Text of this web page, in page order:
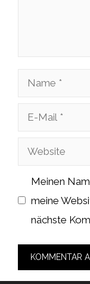
Name
Website
Meinen
meine
nächste